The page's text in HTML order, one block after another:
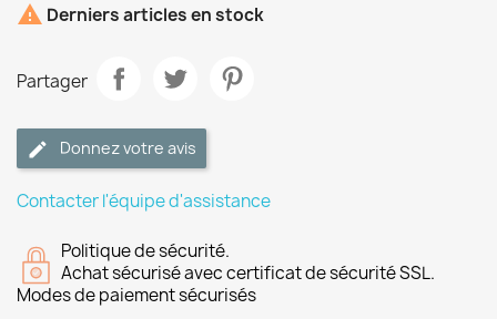
 Derniers articles en stock
Partager
Donnez votre avis
Contacter l'équipe d'assistance
Politique de sécurité.
Achat sécurisé avec certificat de sécurité SSL.
Modes de paiement sécurisés